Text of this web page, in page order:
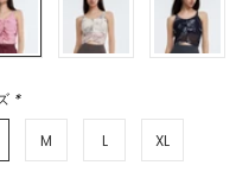
*
M L XL